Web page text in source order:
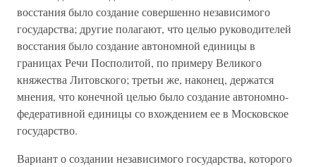
восстания было создание совершенно независимого
государства; другие полагают, что целью руководителей
восстания было создание автономной единицы в
границах Речи Посполитой, по примеру Великого
княжества Литовского; третьи же, наконец, держатся
мнения, что конечной целью было создание автономно-
федеративной единицы со вхождением ее в Московское
государство.
Вариант о создании независимого государства, которого